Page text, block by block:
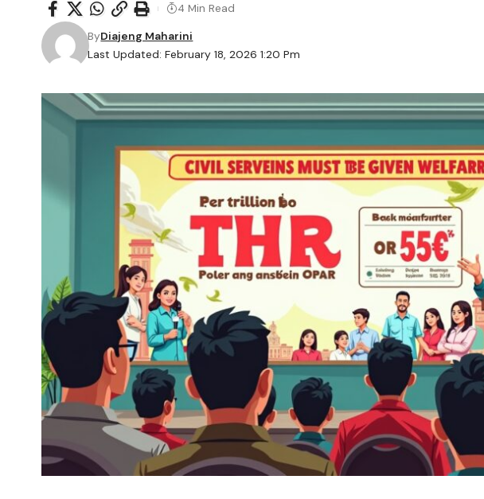
Last Updated: February 18, 2026 1:20 Pm
ByDiajeng Maharini
4 Min Read